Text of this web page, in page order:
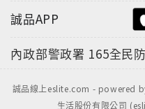
誠品APP
內政部警政署 165全民
誠品線上eslite.com - powered
生活股份有限公司